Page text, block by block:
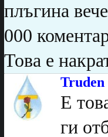
плъгина
000
Това е
Truden
Е
ги